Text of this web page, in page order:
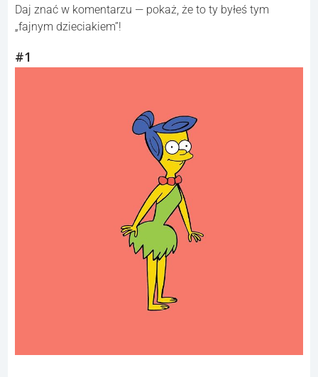
Daj znać w komentarzu — pokaż, że to ty byłeś tym
„fajnym dzieciakiem”!
#1